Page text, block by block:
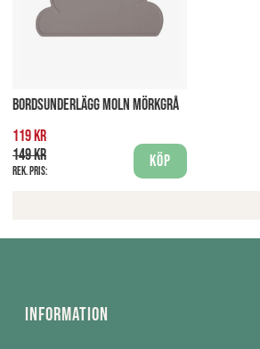
BORDSUNDERLÄGG MOLN MÖRKGRÅ
119 kr
149 kr
Rek. pris:
Köp
Information